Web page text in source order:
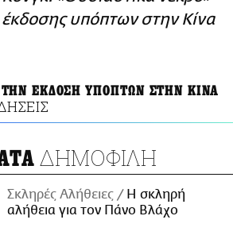
έκδοσης υπόπτων στην Κίνα
ΕΚΔΟΣΗ ΥΠΟΠΤΩΝ ΣΤΗΝ ΚΙΝΑ
ΔΗΜΟΦΙΛΗ
Σκληρές Αλήθειες
H σκληρή
αλήθεια για τον Πάνο Βλάχο